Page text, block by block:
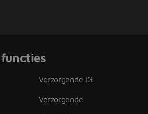
Verzorgende IG
Verzorgende